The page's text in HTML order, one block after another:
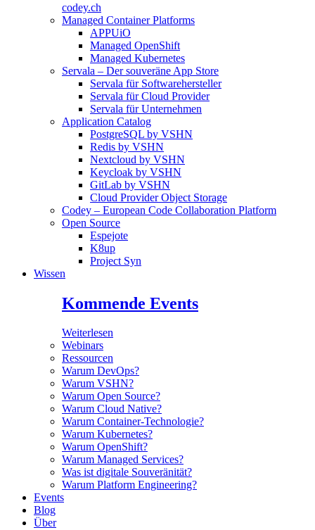
codey.ch
Managed Container Platforms
APPUiO
Managed OpenShift
Managed Kubernetes
Servala – Der souveräne App Store
Servala für Softwarehersteller
Servala für Cloud Provider
Servala für Unternehmen
Application Catalog
PostgreSQL by VSHN
Redis by VSHN
Nextcloud by VSHN
Keycloak by VSHN
GitLab by VSHN
Cloud Provider Object Storage
Codey – European Code Collaboration Platform
Open Source
Espejote
K8up
Project Syn
Wissen
Kommende Events
Weiterlesen
Webinars
Ressourcen
Warum DevOps?
Warum VSHN?
Warum Open Source?
Warum Cloud Native?
Warum Container-Technologie?
Warum Kubernetes?
Warum OpenShift?
Warum Managed Services?
Was ist digitale Souveränität?
Warum Platform Engineering?
Events
Blog
Über